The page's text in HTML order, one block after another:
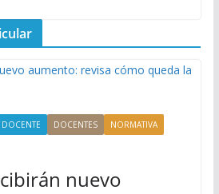
DOCENTE DOCENTES
NORMATIVA
nuevo